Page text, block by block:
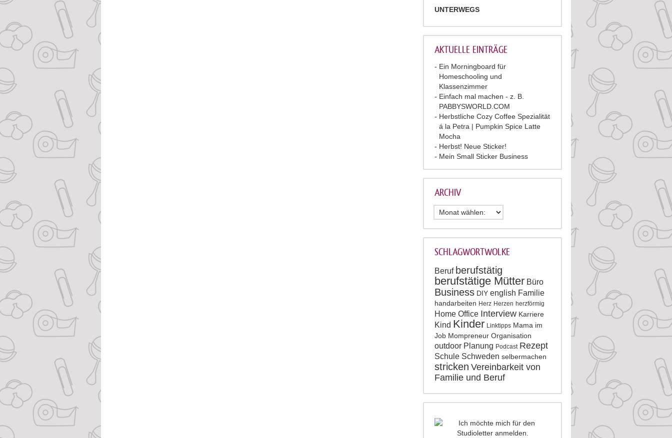
UNTERWEGS
AKTUELLE EINTRÄGE
Ein Morningboard für
Homeschooling und
Klassenzimmer
Einfach mal machen - z. B.
PABBYSWORLD.COM
Herbstliche Cozy Coffee Spezialität
á la Petra | Pumpkin Spice Latte
Mocha
Herbst! Neue Sticker!
Mein Small Sticker Business
ARCHIV
SCHLAGWORTWOLKE
Beruf berufstätig
berufstätige Mütter Büro
Business DIY english Familie
handarbeiten Herz Herzen herzförmig
Home Office Interview Karriere
Kind Kinder Linktipps Mama im
Job Mompreneur Organisation
outdoor Planung Podcast Rezept
Schule Schweden selbermachen
stricken Vereinbarkeit von
Familie und Beruf